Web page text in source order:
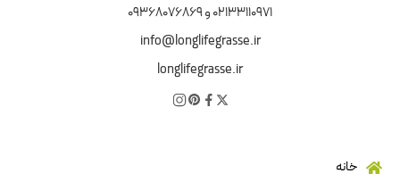
02133110971 و 09368076869
info@longlifegrasse.ir
longlifegrasse.ir
خانه